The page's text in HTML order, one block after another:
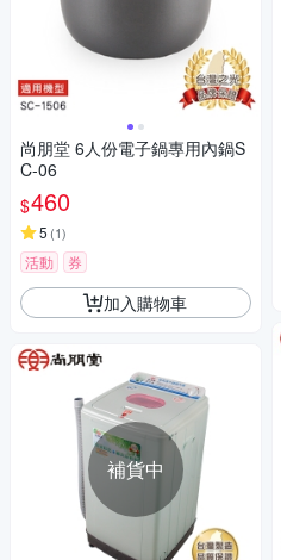
尚朋堂 6人份電子鍋專用內鍋S
C-06
$460
5 (1)
活動 券
加入購物車
補貨中